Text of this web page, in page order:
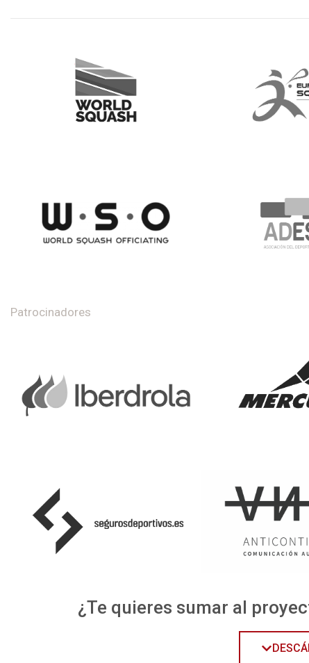
Patrocinadores
¿Te quieres sumar al